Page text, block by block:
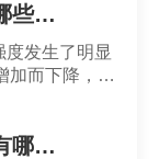
SAC305焊料在盐雾测试中有哪些表现-深圳福英达
发生了明显
加而下降，并
含铋锡膏相较于SAC305锡膏有哪些优势-深圳福英达